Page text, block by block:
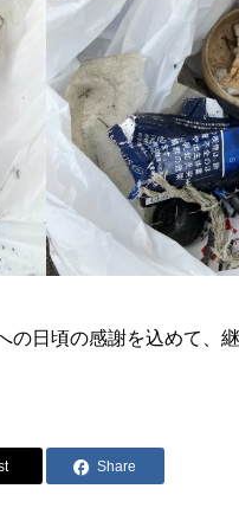
の日頃の感謝を込めて、
Share